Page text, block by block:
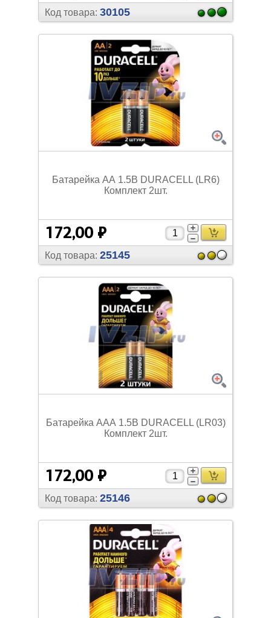
Код товара: 30105
Батарейка АА 1.5В DURACELL (LR6)
Комплект 2шт.
172,00 ₽
Код товара: 25145
Батарейка ААА 1.5В DURACELL (LR03)
Комплект 2шт.
172,00 ₽
Код товара: 25146